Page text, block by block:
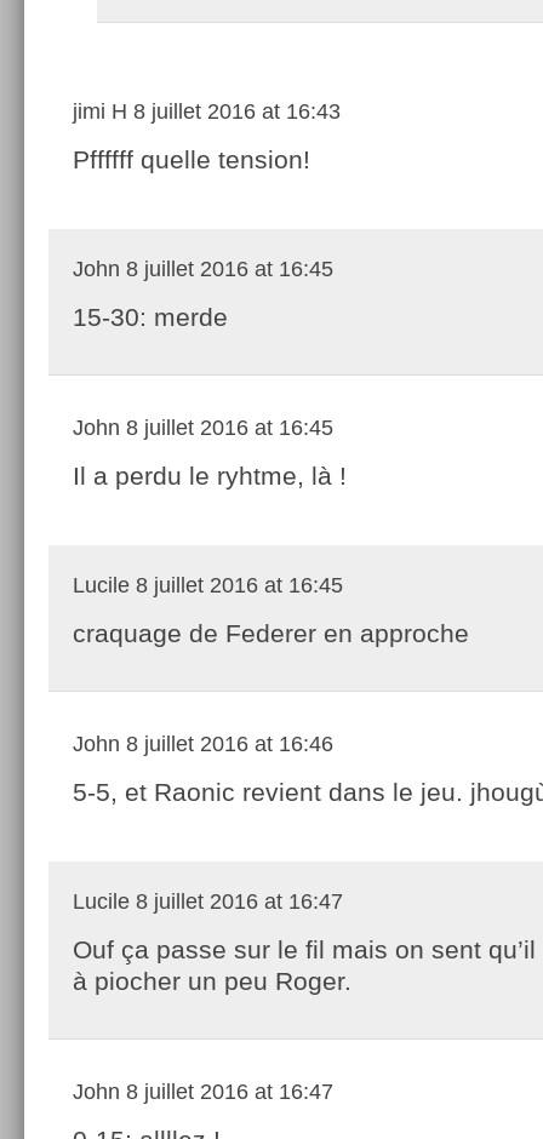
jimi H 8 juillet 2016 at 16:43
Pffffff quelle tension!
John 8 juillet 2016 at 16:45
15-30: merde
John 8 juillet 2016 at 16:45
Il a perdu le ryhtme, là !
Lucile 8 juillet 2016 at 16:45
craquage de Federer en approche
John 8 juillet 2016 at 16:46
5-5, et Raonic revient dans le jeu.
Lucile 8 juillet 2016 at 16:47
Ouf ça passe sur le fil mais on sent
à piocher un peu Roger.
John 8 juillet 2016 at 16:47